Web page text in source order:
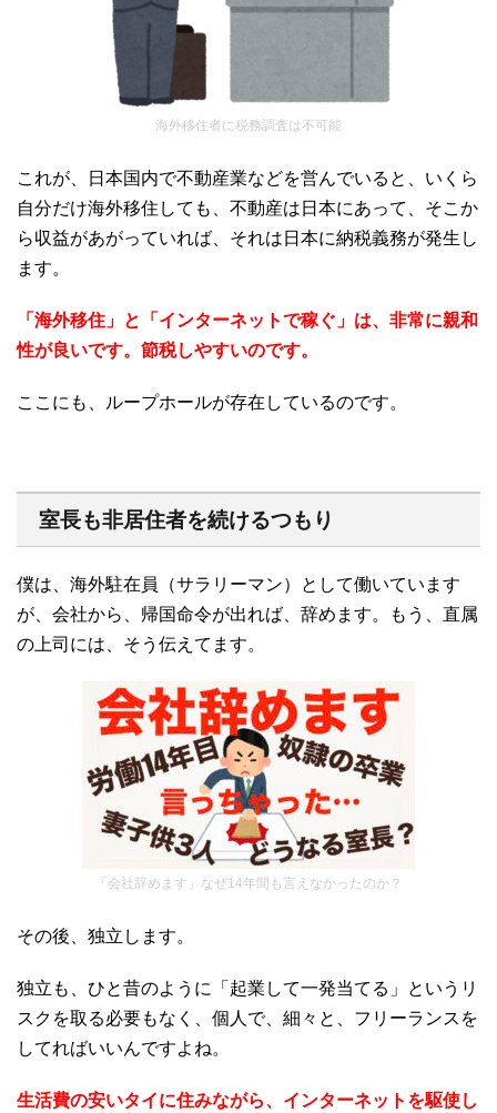
海外移住者に税務調査は不可能
これが、日本国内で不動産業などを営んでいると、いくら
自分だけ海外移住しても、不動産は日本にあって、そこか
ら収益があがっていれば、それは日本に納税義務が発生し
ます。
「海外移住」と「インターネットで稼ぐ」は、非常に親和
性が良いです。節税しやすいのです。
ここにも、ループホールが存在しているのです。
室長も非居住者を続けるつもり
僕は、海外駐在員（サラリーマン）として働いています
が、会社から、帰国命令が出れば、辞めます。もう、直属
の上司には、そう伝えてます。
「会社辞めます」なぜ14年間も言えなかったのか？
その後、独立します。
独立も、ひと昔のように「起業して一発当てる」というリ
スクを取る必要もなく、個人で、細々と、フリーランスを
してればいいんですよね。
生活費の安いタイに住みながら、インターネットを駆使し